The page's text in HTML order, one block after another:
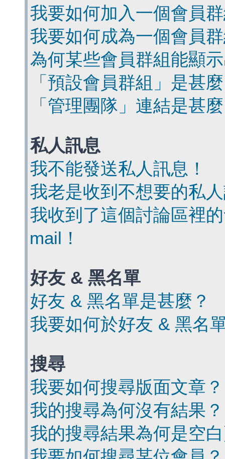
我要如何加入一個會員
我要如何成為一個會員
為何某些會員群組能顯
「預設會員群組」是甚
「管理團隊」連結是甚
私人訊息
我不能發送私人訊息！
我老是收到不想要的私
我收到了這個討論區裡
mail！
好友 & 黑名單
好友 & 黑名單是甚麼？
我要如何於好友 & 黑名
搜尋
我要如何搜尋版面文章？
我的搜尋為何沒有結果？
我的搜尋結果為何是空